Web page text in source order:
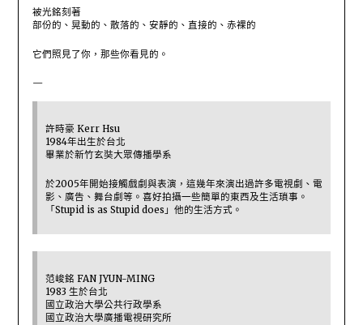
被光銘刻著
部份的、晃動的、散落的、安靜的、直接的、赤裸的
它們照見了你，那些你看見的。
—
許時豪 Kerr Hsu
1984年出生於台北
畢業於新竹玄奘大眾傳播學系
於2005年開始接觸戲劇與表演，這幾年來演出過許多電視劇、電
影、廣告、舞台劇等。喜好拍攝一些簡單的東西及生活瑣事。
「Stupid is as Stupid does」他的生活方式。
范峻銘 FAN JYUN-MING
1983 生於台北
國立政治大學公共行政學系
國立政治大學廣播電視研究所